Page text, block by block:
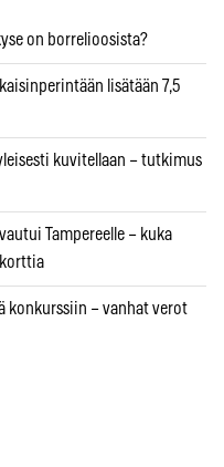
on borrelioosista?
lisätään 7,5
kuvitellaan – tutkimus
Tampereelle – kuka
konkurssiin – vanhat verot